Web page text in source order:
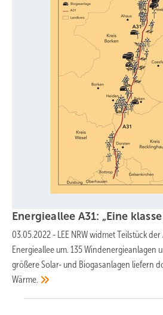
Energieallee A31: „Eine klasse
03.05.2022 -
LEE NRW widmet Teilstück
Energieallee um. 135 Windenergieanlagen
größere Solar- und Biogasanlagen liefern
Wärme.